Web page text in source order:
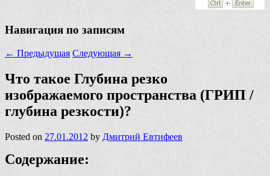
Навигация по записям
← Предыдущая Следующая →
Что такое Глубина резко
изображаемого пространства (ГРИП /
глубина резкости)?
Posted on 27.01.2012 by Дмитрий Евтифеев
Содержание: